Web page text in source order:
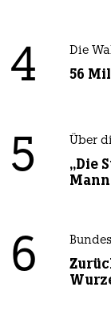
4 Die
56
5 Über
„Die
6